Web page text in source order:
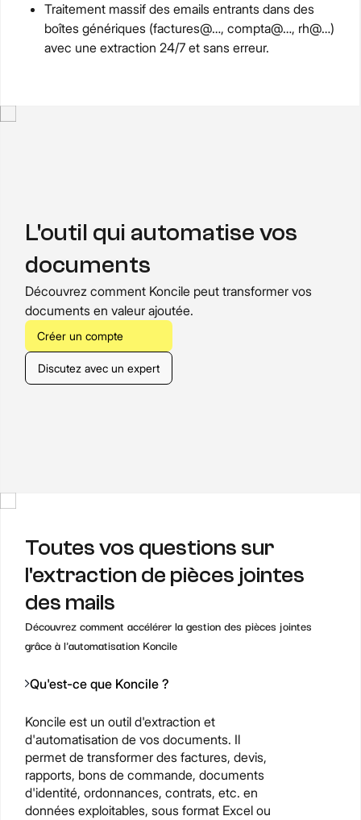
Traitement massif des emails entrants dans des
boîtes génériques (factures@…, compta@…, rh@…)
avec une extraction 24/7 et sans erreur.
L'outil qui automatise vos
documents
Découvrez comment Koncile peut transformer vos
documents en valeur ajoutée.
Créer un compte
Discutez avec un expert
Toutes vos questions sur
l'extraction de pièces jointes
des mails
Découvrez comment accélérer la gestion des pièces jointes
grâce à l'automatisation Koncile
Qu'est-ce que Koncile ?
Koncile est un outil d'extraction et
d'automatisation de vos documents. Il
permet de transformer des factures, devis,
rapports, bons de commande, documents
d'identité, ordonnances, contrats, etc. en
données exploitables, sous format Excel ou